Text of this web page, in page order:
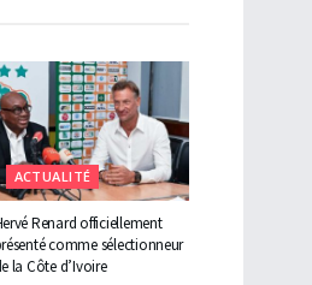
ACTUALITÉ
Renard officiellement
comme sélectionneur
la Côte d’Ivoire